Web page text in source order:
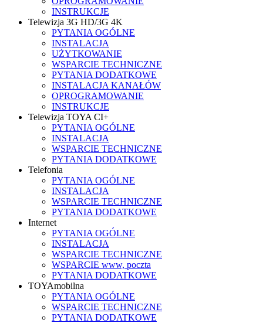
INSTRUKCJE
Telewizja 3G HD/3G 4K
PYTANIA OGÓLNE
INSTALACJA
UŻYTKOWANIE
WSPARCIE TECHNICZNE
PYTANIA DODATKOWE
INSTALACJA KANAŁÓW
OPROGRAMOWANIE
INSTRUKCJE
Telewizja TOYA CI+
PYTANIA OGÓLNE
INSTALACJA
WSPARCIE TECHNICZNE
PYTANIA DODATKOWE
Telefonia
PYTANIA OGÓLNE
INSTALACJA
WSPARCIE TECHNICZNE
PYTANIA DODATKOWE
Internet
PYTANIA OGÓLNE
INSTALACJA
WSPARCIE TECHNICZNE
WSPARCIE www, poczta
PYTANIA DODATKOWE
TOYAmobilna
PYTANIA OGÓLNE
WSPARCIE TECHNICZNE
PYTANIA DODATKOWE